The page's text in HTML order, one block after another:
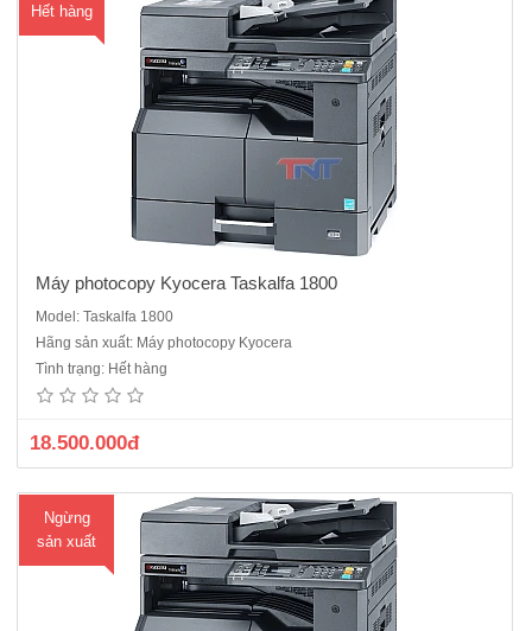
Hết hàng
Máy photocopy Kyocera Taskalfa 1800
Model: Taskalfa 1800
Hãng sản xuất: Máy photocopy Kyocera
Tình trạng: Hết hàng
18.500.000đ
Ngừng
sản xuất
Máy photocopy Kyocera Taskalfa 2200Copy - In USB - Quét màu, nắp
phẳng Tốc độ copy/ In: Máy Tas 2200: 22 trang A4/ phút Độ phân giải:
600 x 600 dpi Độ phóng thu: 25% - 400% Khổ giấy sao chụp: A5-A3
Bộ nhớ chuẩn: 256 MB Sao chụp nhân bản liên tục: 9..